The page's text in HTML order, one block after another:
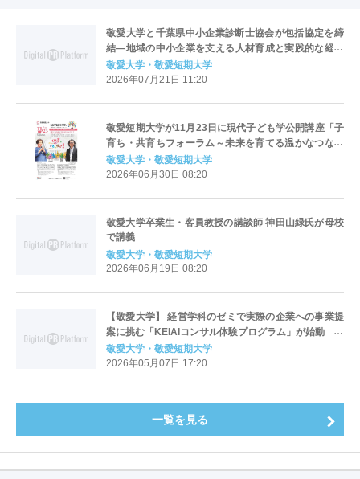
敬愛大学と千葉県中小企業診断士協会が包括協定を締
結―地域の中小企業を支える人材育成と実践的な経営
教育を推進―
敬愛大学・敬愛短期大学
2026年07月21日 11:20
敬愛短期大学が11月23日に現代子ども学公開講座「子
育ち・共育ちフォーラム～未来を育てる温かなつなが
り～」第2弾「保育はやっぱりおもしろい！！」を開催
敬愛大学・敬愛短期大学
2026年06月30日 08:20
敬愛大学卒業生・客員教授の講談師 神田山緑氏が母校
で講義
敬愛大学・敬愛短期大学
2026年06月19日 08:20
【敬愛大学】 経営学科のゼミで実際の企業への事業提
案に挑む「KEIAIコンサル体験プログラム」が始動 企
業調査・経営者ヒアリング・事業計画の検討を通じ、
社会で使える提案力を育成
敬愛大学・敬愛短期大学
2026年05月07日 17:20
一覧を見る